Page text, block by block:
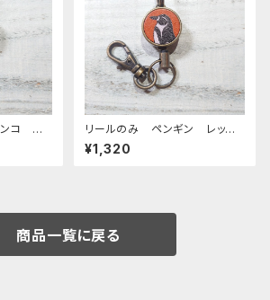
ンコ ル
おかめ
リールのみ ペンギン レッド
ブラウン ぺんぎん
¥1,320
商品一覧に戻る